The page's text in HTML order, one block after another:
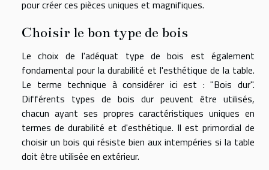
pour créer ces pièces uniques et magnifiques.
Choisir le bon type de bois
Le choix de l'adéquat type de bois est également
fondamental pour la durabilité et l'esthétique de la table.
Le terme technique à considérer ici est : "Bois dur".
Différents types de bois dur peuvent être utilisés,
chacun ayant ses propres caractéristiques uniques en
termes de durabilité et d'esthétique. Il est primordial de
choisir un bois qui résiste bien aux intempéries si la table
doit être utilisée en extérieur.